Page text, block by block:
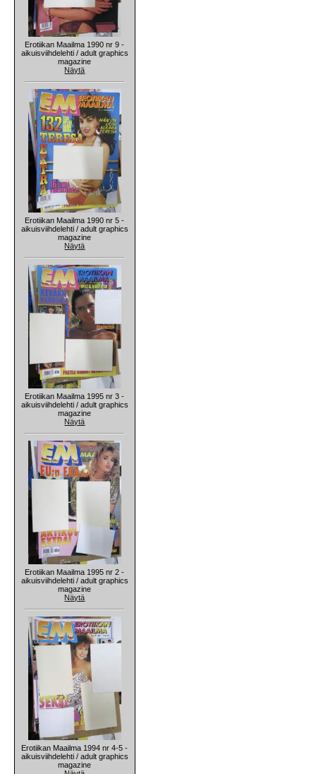
Erotiikan Maailma 1990 nr 9 -
aikuisviihdelehti / adult graphics
magazine
Näytä
Erotiikan Maailma 1990 nr 5 -
aikuisviihdelehti / adult graphics
magazine
Näytä
Erotiikan Maailma 1995 nr 3 -
aikuisviihdelehti / adult graphics
magazine
Näytä
Erotiikan Maailma 1995 nr 2 -
aikuisviihdelehti / adult graphics
magazine
Näytä
Erotiikan Maailma 1994 nr 4-5 -
aikuisviihdelehti / adult graphics
magazine